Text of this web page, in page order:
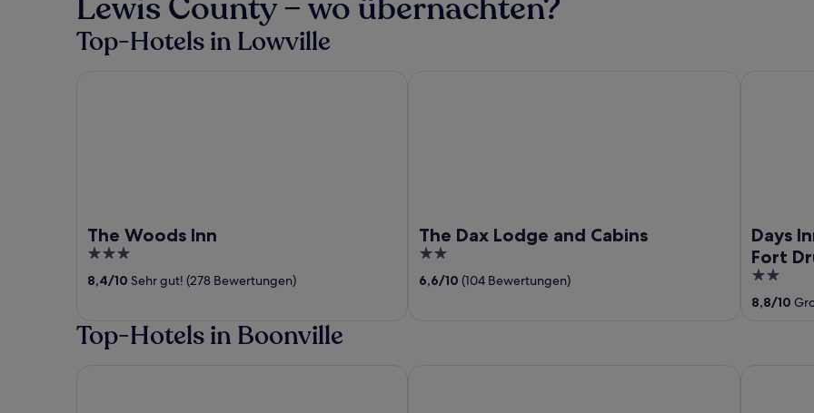
Top-Hotels in Lowville
The Woods Inn
3
out
of
8,4/10 Sehr gut! (278 Bewertungen)
The Dax Lodge and Cabins
2
out
of
6,6/10 (104 Bewertungen)
Days
Fort
2
out
of
8,8/10
Top-Hotels in Boonville